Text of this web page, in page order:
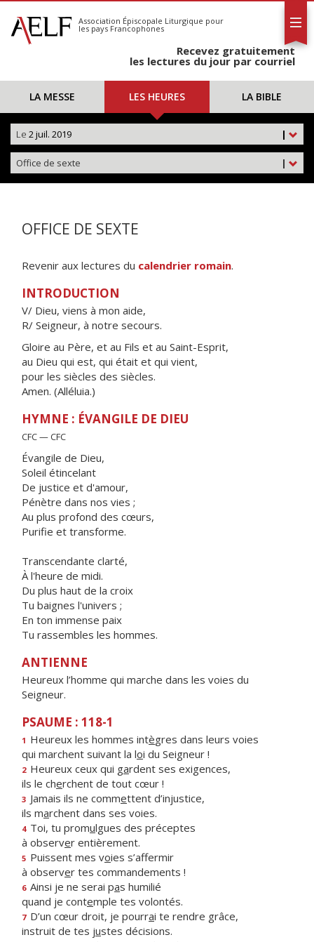
S'abonner
Calendrier
Association Épiscopale Liturgique pour
les pays Francophones
Recevez gratuitement
les lectures du jour par courriel
LA MESSE LES HEURES LA BIBLE
|
Le 2 juil. 2019
|
Office de sexte
OFFICE DE SEXTE
Revenir aux lectures du calendrier romain.
INTRODUCTION
V/ Dieu, viens à mon aide,
R/ Seigneur, à notre secours.
Gloire au Père, et au Fils et au Saint-Esprit,
au Dieu qui est, qui était et qui vient,
pour les siècles des siècles.
Amen. (Alléluia.)
HYMNE : ÉVANGILE DE DIEU
CFC — CFC
Évangile de Dieu,
Soleil étincelant
De justice et d'amour,
Pénètre dans nos vies ;
Au plus profond des cœurs,
Purifie et transforme.
Transcendante clarté,
À l'heure de midi.
Du plus haut de la croix
Tu baignes l'univers ;
En ton immense paix
Tu rassembles les hommes.
ANTIENNE
Heureux l’homme qui marche dans les voies du
Seigneur.
PSAUME : 118-1
1 Heureux les hommes intègres dans leurs voies
qui marchent suivant la loi du Seigneur !
2 Heureux ceux qui gardent ses exigences,
ils le cherchent de tout cœur !
3 Jamais ils ne commettent d’injustice,
ils marchent dans ses voies.
4 Toi, tu promulgues des préceptes
à observer entièrement.
5 Puissent mes voies s’affermir
à observer tes commandements !
6 Ainsi je ne serai pas humilié
quand je contemple tes volontés.
7 D’un cœur droit, je pourrai te rendre grâce,
instruit de tes justes décisions.